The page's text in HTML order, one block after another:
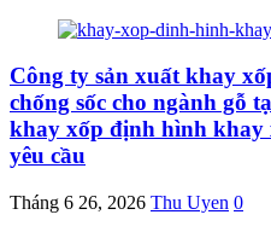
Công ty sản xuất khay
chống sốc cho ngành gỗ
khay xốp định hình khay
yêu cầu
Tháng 6 26, 2026 Thu Uyen 0